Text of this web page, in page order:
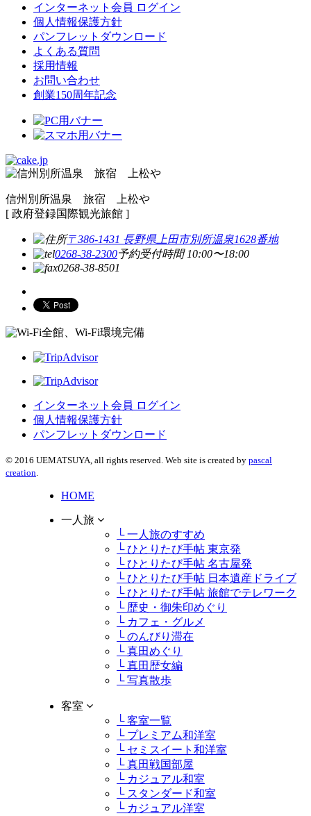
インターネット会員 ログイン
個人情報保護方針
パンフレットダウンロード
よくある質問
採用情報
お問い合わせ
創業150周年記念
信州別所温泉 旅宿 上松や
[ 政府登録国際観光旅館 ]
〒386-1431 長野県上田市別所温泉1628番地
0268-38-2300予約受付時間 10:00〜18:00
0268-38-8501
全館、Wi-Fi環境完備
インターネット会員 ログイン
個人情報保護方針
パンフレットダウンロード
© 2016 UEMATSUYA, all rights reserved. Web site is created by pascal
creation.
HOME
一人旅
└ 一人旅のすすめ
└ ひとりたび手帖 東京発
└ ひとりたび手帖 名古屋発
└ ひとりたび手帖 日本遺産ドライブ
└ ひとりたび手帖 旅館でテレワーク
└ 歴史・御朱印めぐり
└ カフェ・グルメ
└ のんびり滞在
└ 真田めぐり
└ 真田歴女編
└ 写真散歩
客室
└ 客室一覧
└ プレミアム和洋室
└ セミスイート和洋室
└ 真田戦国部屋
└ カジュアル和室
└ スタンダード和室
└ カジュアル洋室